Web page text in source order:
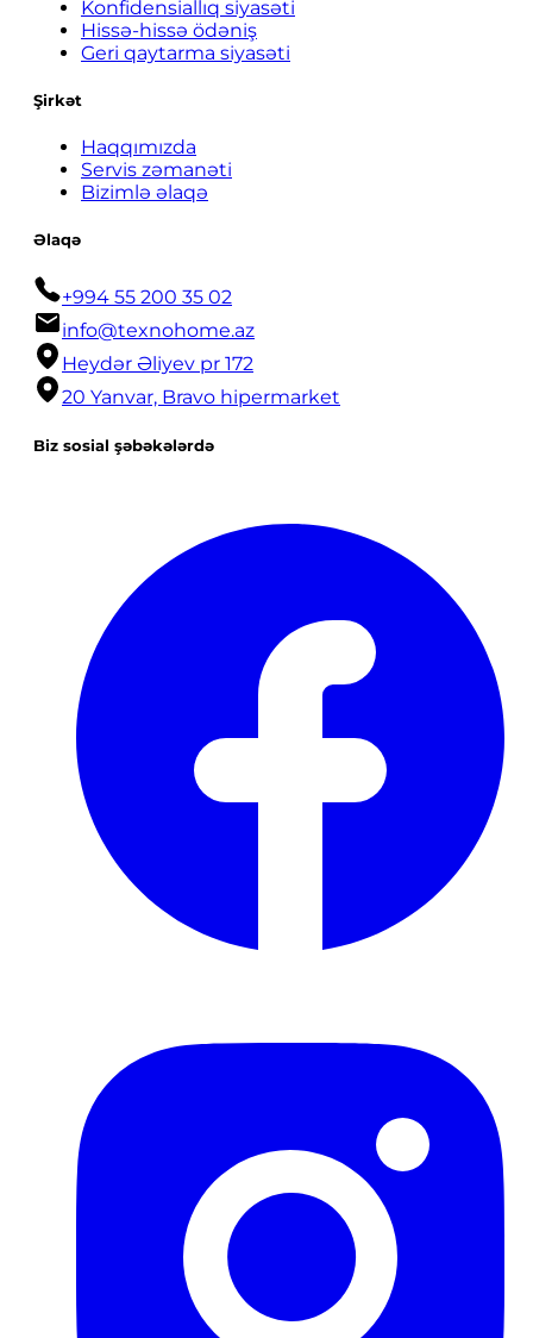
Konfidensiallıq siyasəti
Hissə-hissə ödəniş
Geri qaytarma siyasəti
Şirkət
Haqqımızda
Servis zəmanəti
Bizimlə əlaqə
Əlaqə
+994 55 200 35 02
info@texnohome.az
Heydər Əliyev pr 172
20 Yanvar, Bravo hipermarket
Biz sosial şəbəkələrdə